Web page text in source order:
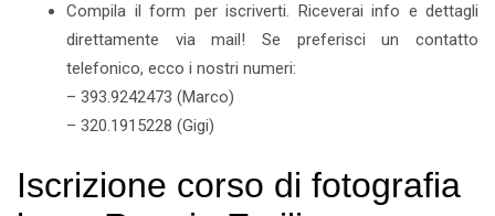
Compila il form per iscriverti. Riceverai info e dettagli
direttamente via mail! Se preferisci un contatto
telefonico, ecco i nostri numeri:
– 393.9242473 (Marco)
– 320.1915228 (Gigi)